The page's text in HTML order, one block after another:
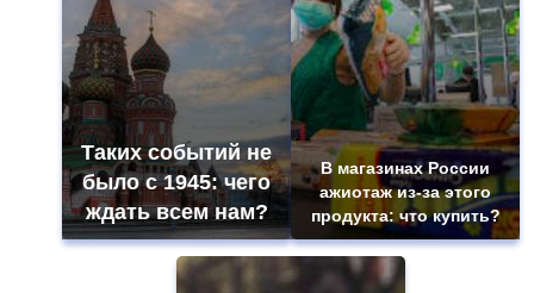
Таких событий не
было с 1945: чего
ждать всем нам?
В магазинах России
ажиотаж из-за этого
продукта: что купить?